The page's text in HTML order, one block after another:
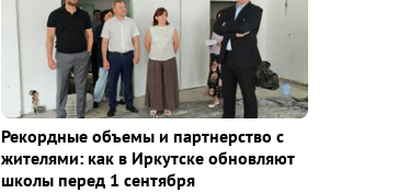
Рекордные объемы и партнерство с
жителями: как в Иркутске обновляют
школы перед 1 сентября